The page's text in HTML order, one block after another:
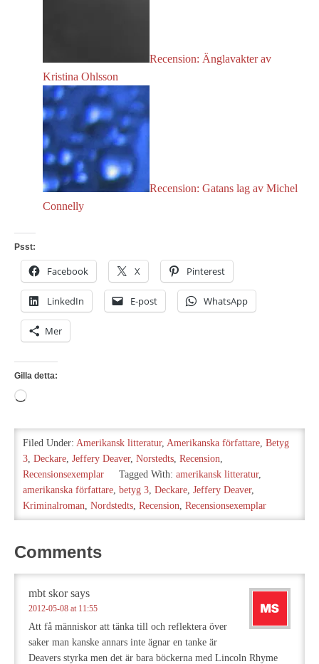
Recension: Änglavakter av
Kristina Ohlsson
Recension: Gatans lag av Michel
Connelly
Psst:
Facebook X Pinterest
LinkedIn E-post WhatsApp
Mer
Gilla detta:
Laddar
…
Filed Under: Amerikansk litteratur, Amerikanska författare, Betyg
3, Deckare, Jeffery Deaver, Norstedts, Recension,
Recensionsexemplar
Tagged With: amerikansk litteratur,
amerikanska författare, betyg 3, Deckare, Jeffery Deaver,
Kriminalroman, Nordstedts, Recension, Recensionsexemplar
Comments
mbt skor says
2012-05-08 at 11:55
Att få människor att tänka till och reflektera över
saker man kanske annars inte ägnar en tanke är
Deavers styrka men det är bara böckerna med Lincoln Rhyme